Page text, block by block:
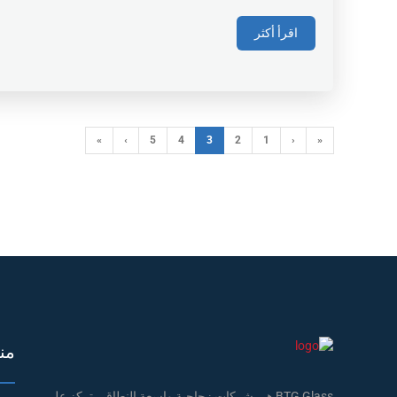
اقرأ أكثر
«
‹
1
2
3
4
5
›
»